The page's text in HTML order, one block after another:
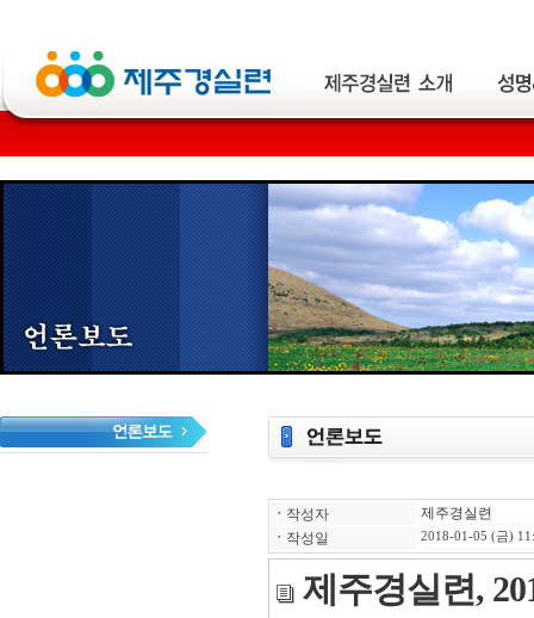
ㆍ 작성자
제주경실련
ㆍ 작성일 2018-01-05 (금)
제주경실련,